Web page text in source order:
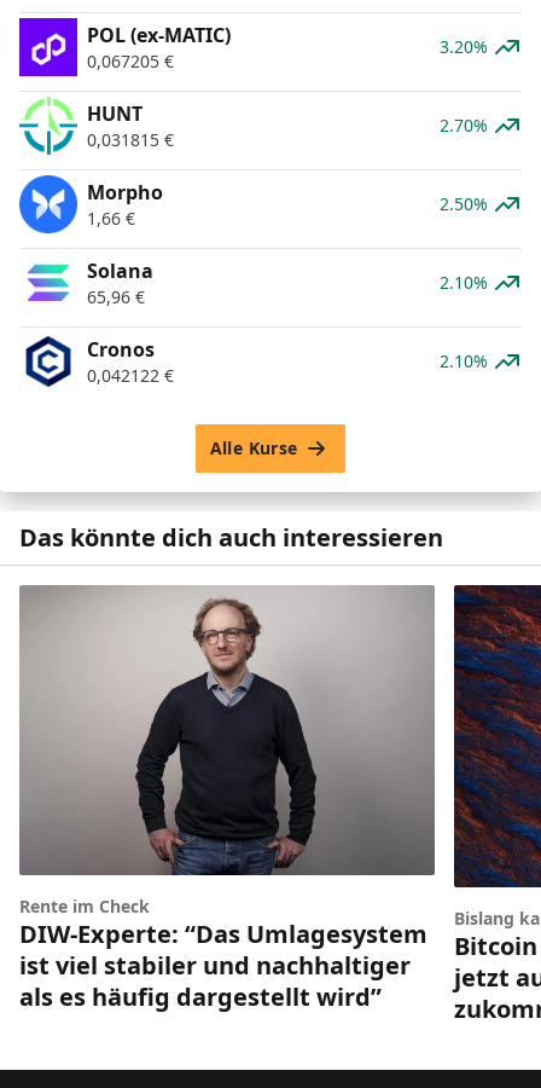
POL (ex-MATIC)
0,067205 €
3.20%
HUNT
0,031815 €
2.70%
Morpho
1,66 €
2.50%
Solana
65,96 €
2.10%
Cronos
0,042122 €
2.10%
Alle Kurse
Das könnte dich auch interessieren
Rente im Check
DIW-Experte: “Das Umlagesystem
ist viel stabiler und nachhaltiger
als es häufig dargestellt wird”
Bislang
Bitcoin
jetzt